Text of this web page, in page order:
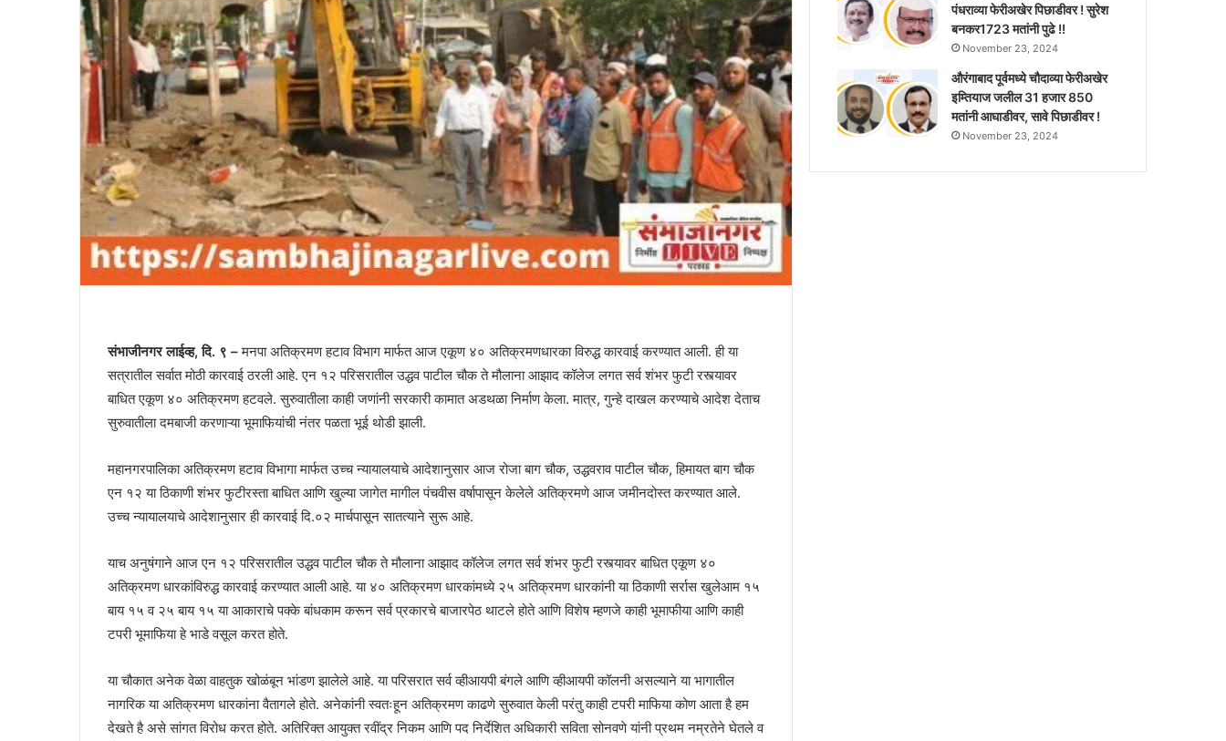
संभाजीनगर लाईव्ह, दि. ९ –मनपा अतिक्रमण हटाव विभाग मार्फत आज एकूण ४० अतिक्रमणधारका विरुद्ध कारवाई करण्यात आली. ही या
सत्रातील सर्वात मोठी कारवाई ठरली आहे. एन १२ परिसरातील उद्धव पाटील चौक ते मौलाना आझाद कॉलेज लगत सर्व शंभर फुटी रस्त्यावर
बाधित एकूण ४० अतिक्रमण हटवले. सुरुवातीला काही जणांनी सरकारी कामात अडथळा निर्माण केला. मात्र, गुन्हे दाखल करण्याचे आदेश देताच
सुरुवातीला दमबाजी करणाऱ्या भूमाफियांची नंतर पळता भूई थोडी झाली.
महानगरपालिका अतिक्रमण हटाव विभागा मार्फत उच्च न्यायालयाचे आदेशानुसार आज रोजा बाग चौक, उद्धवराव पाटील चौक, हिमायत बाग चौक
एन १२ या ठिकाणी शंभर फुटीरस्ता बाधित आणि खुल्या जागेत मागील पंचवीस वर्षापासून केलेले अतिक्रमणे आज जमीनदोस्त करण्यात आले.
उच्च न्यायालयाचे आदेशानुसार ही कारवाई दि.०२ मार्चपासून सातत्याने सुरू आहे.
याच अनुषंगाने आज एन १२ परिसरातील उद्धव पाटील चौक ते मौलाना आझाद कॉलेज लगत सर्व शंभर फुटी रस्त्यावर बाधित एकूण ४०
अतिक्रमण धारकांविरुद्ध कारवाई करण्यात आली आहे. या ४० अतिक्रमण धारकांमध्ये २५ अतिक्रमण धारकांनी या ठिकाणी सर्रास खुलेआम १५
बाय १५ व २५ बाय १५ या आकाराचे पक्के बांधकाम करून सर्व प्रकारचे बाजारपेठ थाटले होते आणि विशेष म्हणजे काही भूमाफीया आणि काही
टपरी भूमाफिया हे भाडे वसूल करत होते.
या चौकात अनेक वेळा वाहतुक खोळंबून भांडण झालेले आहे. या परिसरात सर्व व्हीआयपी बंगले आणि व्हीआयपी कॉलनी असल्याने या भागातील
नागरिक या अतिक्रमण धारकांना वैतागले होते. अनेकांनी स्वतःहून अतिक्रमण काढणे सुरुवात केली परंतु काही टपरी माफिया कोण आता है हम
देखते है असे सांगत विरोध करत होते. अतिरिक्त आयुक्त रवींद्र निकम आणि पद निर्देशित अधिकारी सविता सोनवणे यांनी प्रथम नम्रतेने घेतले व
पंधराव्या फेरीअखेर पिछाडीवर ! सुरेश
बनकर1723 मतांनी पुढे !!
November 23, 2024
औरंगाबाद पूर्वमध्ये चौदाव्या फेरीअखेर
इम्तियाज जलील 31 हजार 850
मतांनी आघाडीवर, सावे पिछाडीवर !
November 23, 2024